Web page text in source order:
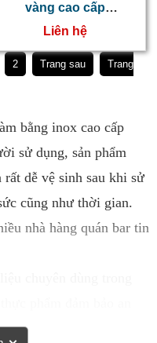
vàng cao cấp
NT0601012
Liên hệ
2 Trang sau
Trang
bằng inox cao cấp
sử dụng, sản phẩm
rất dễ vệ sinh sau khi sử
cũng như thời gian.
nhà hàng quán bar tin
bi hoặc ướp rượu,